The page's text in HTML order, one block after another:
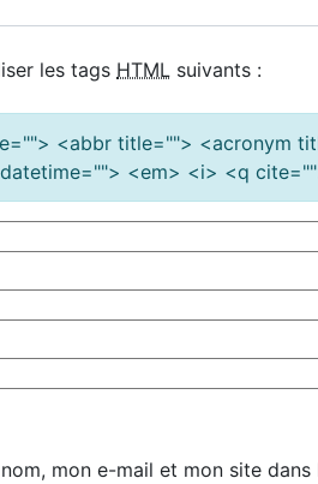
les tags HTML suivants :
<abbr title=""> <acronym
<em> <i> <q
mon e-mail et mon site